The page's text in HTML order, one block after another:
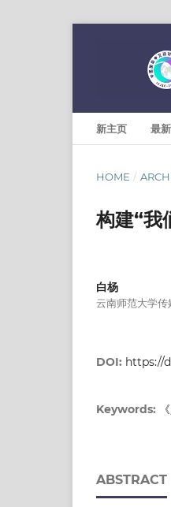
新主页 最
HOME /
构建“我
白杨
云南师范大学传
DOI: https://
Keywords:
ABSTRACT